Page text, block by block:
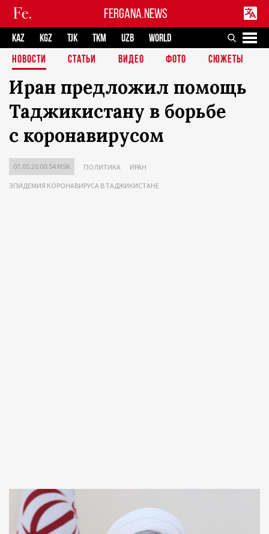
FERGANA.NEWS
KAZ KGZ TJK TKM UZB
WORLD
НОВОСТИ
СТАТЬИ ВИДЕО ФОТО СЮЖЕТЫ
Иран предложил помощь
Таджикистану в борьбе
с коронавирусом
07.05.20 00:54 MSK ПОЛИТИКА ИРАН
ЭПИДЕМИЯ КОРОНАВИРУСА В ТАДЖИКИСТАНЕ